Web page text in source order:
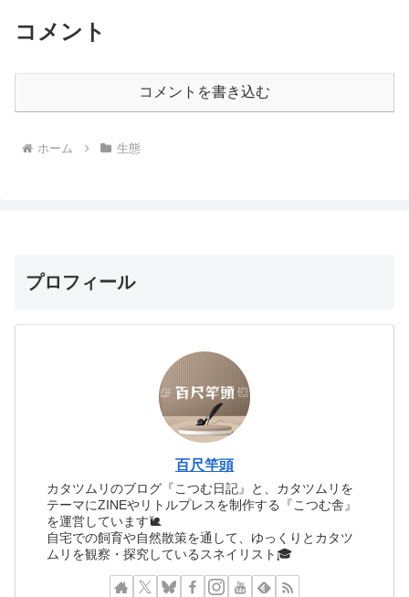
コメント
コメントを書き込む
ホーム 生態
プロフィール
百尺竿頭
カタツムリのブログ『こつむ日記』と、カタツムリを
テーマにZINEやリトルプレスを制作する『こつむ舎』
を運営しています🐌
自宅での飼育や自然散策を通して、ゆっくりとカタツ
ムリを観察・探究しているスネイリスト🎓